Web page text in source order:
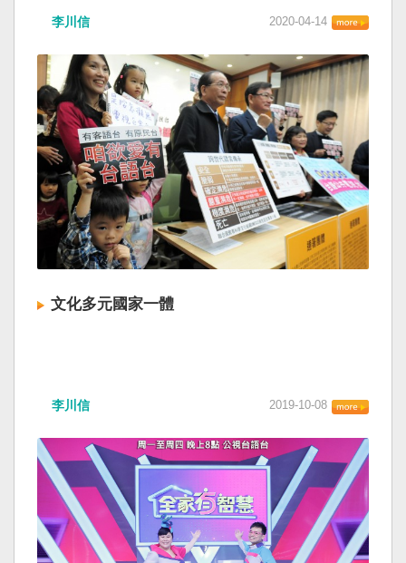
李川信 2020-04-14
文化多元國家一體
李川信 2019-10-08